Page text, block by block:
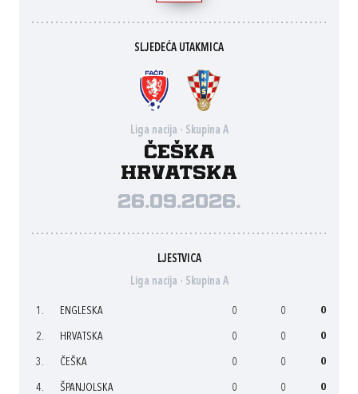
SLJEDEĆA UTAKMICA
Liga nacija - Skupina A
Češka
Hrvatska
26.09.2026.
LJESTVICA
Liga nacija - Skupina A
1. ENGLESKA 0 0 0
2. HRVATSKA 0 0 0
3. ČEŠKA 0 0 0
4. ŠPANJOLSKA 0 0 0